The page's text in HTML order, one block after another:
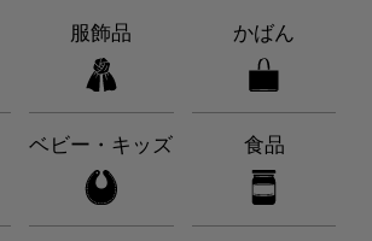
服飾品 かばん
ベビー・キッズ 食品